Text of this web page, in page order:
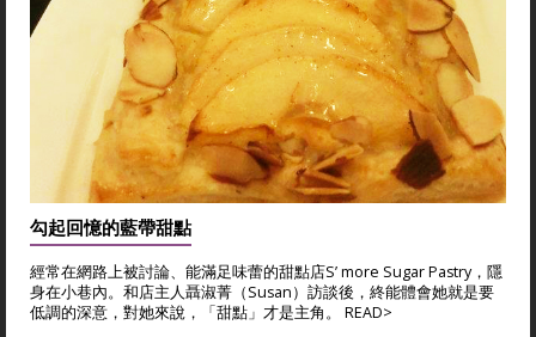
勾起回憶的藍帶甜點
經常在網路上被討論、能滿足味蕾的甜點店S’ more Sugar Pastry，隱
身在小巷內。和店主人聶淑菁（Susan）訪談後，終能體會她就是要
低調的深意，對她來說，「甜點」才是主角。 READ>